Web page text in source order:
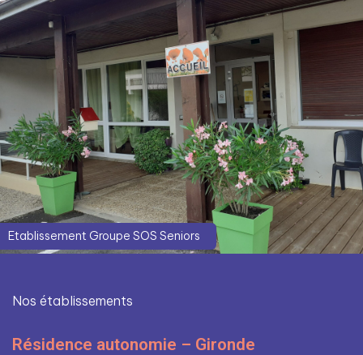
Nos établissements
Résidence autonomie – Gironde
Etablissement Groupe SOS Seniors